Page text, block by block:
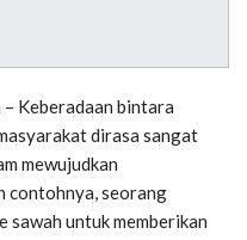
– Keberadaan bintara
dirasa sangat
mewujudkan
contohnya, seorang
sawah untuk memberikan